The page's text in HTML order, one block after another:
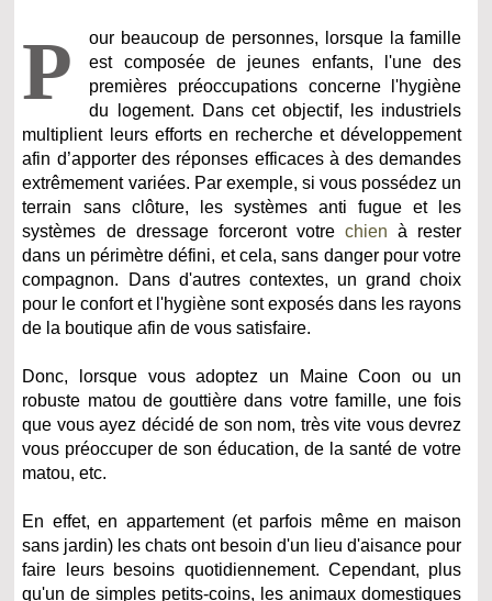
P
our beaucoup de personnes, lorsque la famille
est composée de jeunes enfants, l'une des
premières préoccupations concerne l'hygiène
du logement. Dans cet objectif, les industriels
multiplient leurs efforts en recherche et développement
afin d’apporter des réponses efficaces à des demandes
extrêmement variées. Par exemple, si vous possédez un
terrain sans clôture, les systèmes anti fugue et les
systèmes de dressage forceront votrechien à rester
dans un périmètre défini, et cela, sans danger pour votre
compagnon. Dans d'autres contextes, un grand choix
pour le confort et l'hygiène sont exposés dans les rayons
de la boutique afin de vous satisfaire.
Donc, lorsque vous adoptez un Maine Coon ou un
robuste matou de gouttière dans votre famille, une fois
que vous ayez décidé de son nom, très vite vous devrez
vous préoccuper de son éducation, de la santé de votre
matou, etc.
En effet, en appartement (et parfois même en maison
sans jardin) les chats ont besoin d'un lieu d'aisance pour
faire leurs besoins quotidiennement. Cependant, plus
qu'un de simples petits-coins, les animaux domestiques